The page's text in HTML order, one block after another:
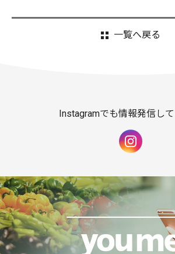
一覧へ戻る
Instagramでも情報発信し